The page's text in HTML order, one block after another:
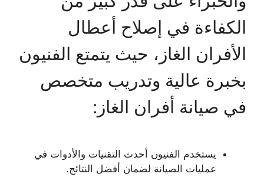
الكفاءة في إصلاح أعطال
الأفران الغاز، حيث يتمتع الفنيون
بخبرة عالية وتدريب متخصص
في صيانة أفران الغاز:
يستخدم الفنيون أحدث التقنيات والأدوات في
عمليات الصيانة لضمان أفضل النتائج.